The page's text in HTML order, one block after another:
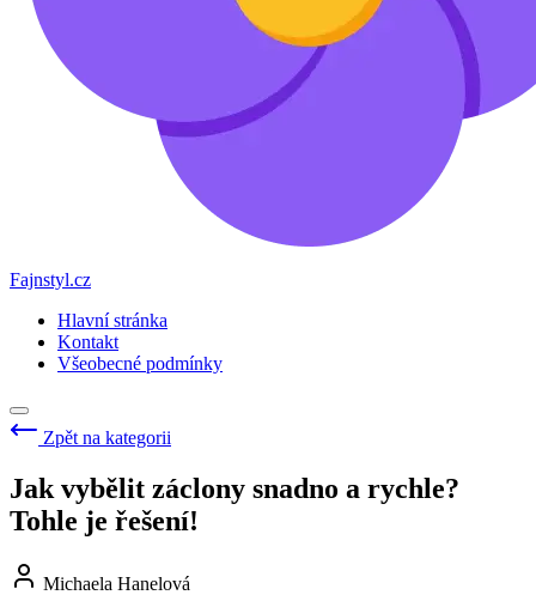
Fajnstyl.cz
Hlavní stránka
Kontakt
Všeobecné podmínky
Zpět na kategorii
Jak vybělit záclony snadno a rychle?
Tohle je řešení!
Michaela Hanelová